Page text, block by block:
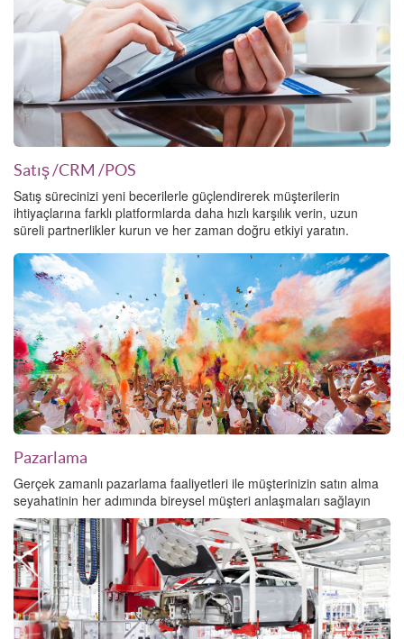
Satış/CRM /POS
Satış sürecinizi yeni becerilerle güçlendirerek müşterilerin
ihtiyaçlarına farklı platformlarda daha hızlı karşılık verin, uzun
süreli partnerlikler kurun ve her zaman doğru etkiyi yaratın.
Pazarlama
Gerçek zamanlı pazarlama faaliyetleri ile müşterinizin satın alma
seyahatinin her adımında bireysel müşteri anlaşmaları sağlayın